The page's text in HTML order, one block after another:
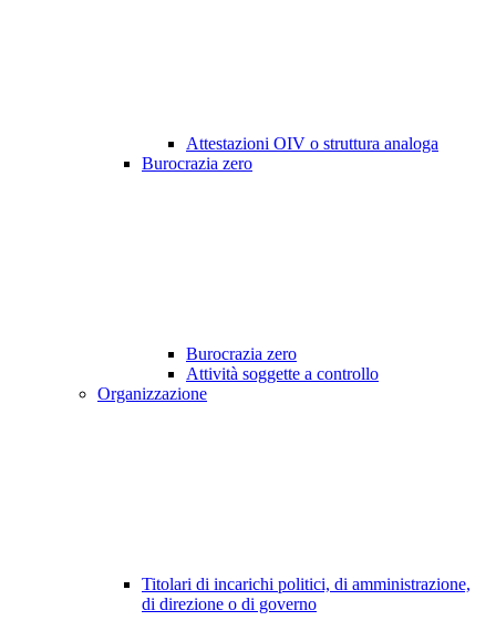
Attestazioni OIV o struttura analoga
Burocrazia zero
Burocrazia zero
Attività soggette a controllo
Organizzazione
Titolari di incarichi politici, di amministrazione,
di direzione o di governo